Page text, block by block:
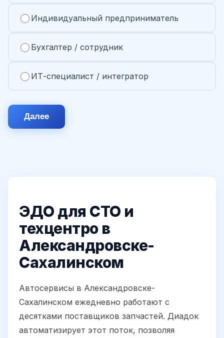
Индивидуальный предприниматель
Бухгалтер / сотрудник
ИТ-специалист / интегратор
Далее
ЭДО для СТО и
техцентро в
Александровске-
Сахалинском
Автосервисы в Александровске-
Сахалинском ежедневно работают с
десятками поставщиков запчастей. Диадок
автоматизирует этот поток, позволяя